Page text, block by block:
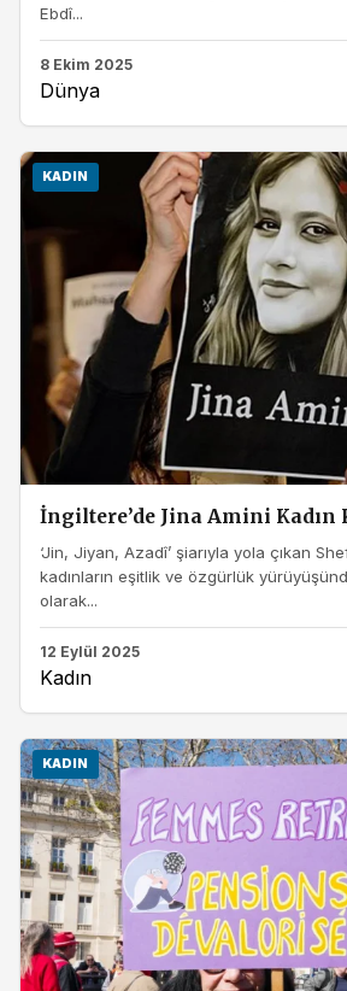
Ebdî...
8 Ekim 2025
Dünya
KADIN
İngiltere’de Jina Amini Kadın
‘Jin, Jiyan, Azadî’ şiarıyla yola çıkan
kadınların eşitlik ve özgürlük
olarak...
12 Eylül 2025
Kadın
KADIN